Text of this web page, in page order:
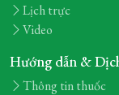
Lịch trực
Video
Hướng dẫn &
Thông tin thuốc